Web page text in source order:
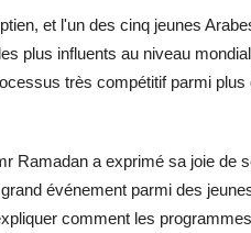
et l'un des cinq jeunes
plus influents au niveau
très compétitif parmi plus
Ramadan a exprimé sa joie de
événement parmi des
comment les